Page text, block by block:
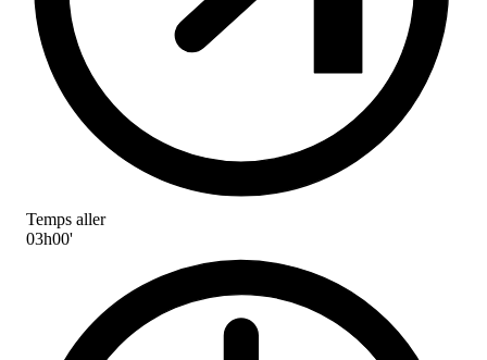
Temps aller
03h00'